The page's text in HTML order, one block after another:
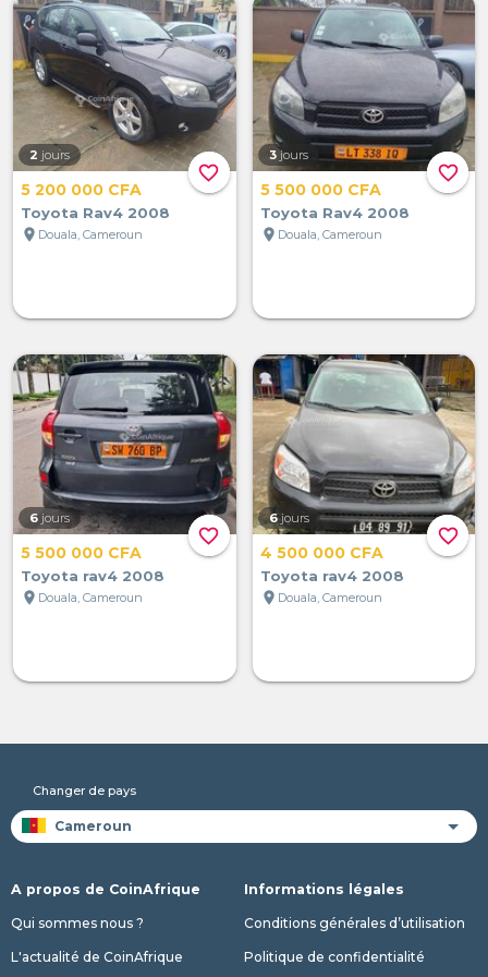
favorite_border
2 jours
5 200 000 CFA
Toyota Rav4 2008
location_on Douala, Cameroun
favorite_border
3 jours
5 500 000 CFA
Toyota Rav4 2008
location_on Douala, Cameroun
favorite_border
6 jours
5 500 000 CFA
Toyota rav4 2008
location_on Douala, Cameroun
favorite_border
6 jours
4 500 000 CFA
Toyota rav4 2008
location_on Douala, Cameroun
Changer de pays
A propos de CoinAfrique
Qui sommes nous ?
L'actualité de CoinAfrique
Informations légales
Conditions générales d’utilisation
Politique de confidentialité